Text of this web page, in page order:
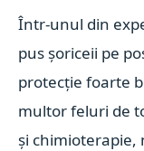
Într-unul din
pus șoriceii pe
protecție foarte
multor feluri de
și chimioterapie,